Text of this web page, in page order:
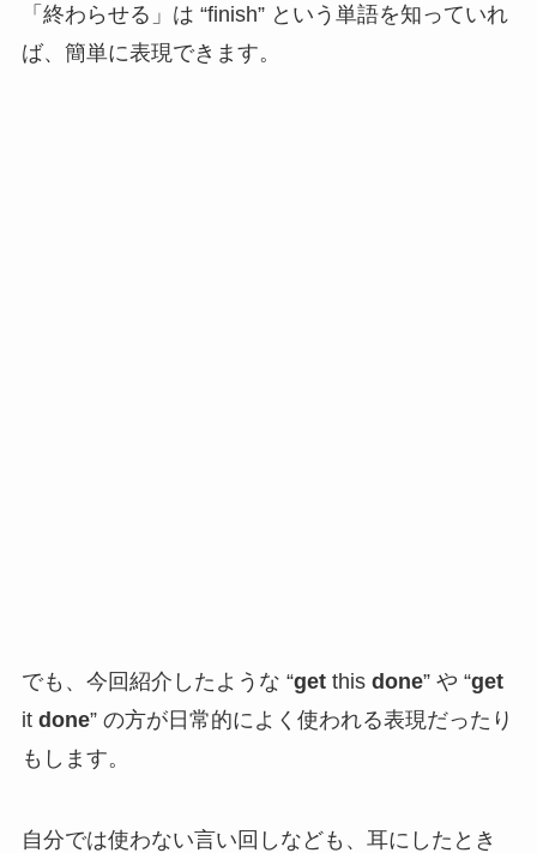
「終わらせる」は “finish” という単語を知っていれ
ば、簡単に表現できます。
でも、今回紹介したような “getthis done” や “get
it done” の方が日常的によく使われる表現だったり
もします。
自分では使わない言い回しなども、耳にしたとき